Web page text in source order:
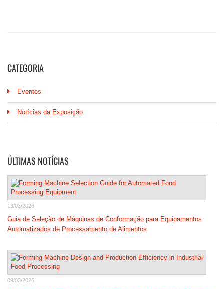
CATEGORIA
Eventos
Notícias da Exposição
ÚLTIMAS NOTÍCIAS
13/03/2026
Guia de Seleção de Máquinas de Conformação para Equipamentos
Automatizados de Processamento de Alimentos
09/03/2026